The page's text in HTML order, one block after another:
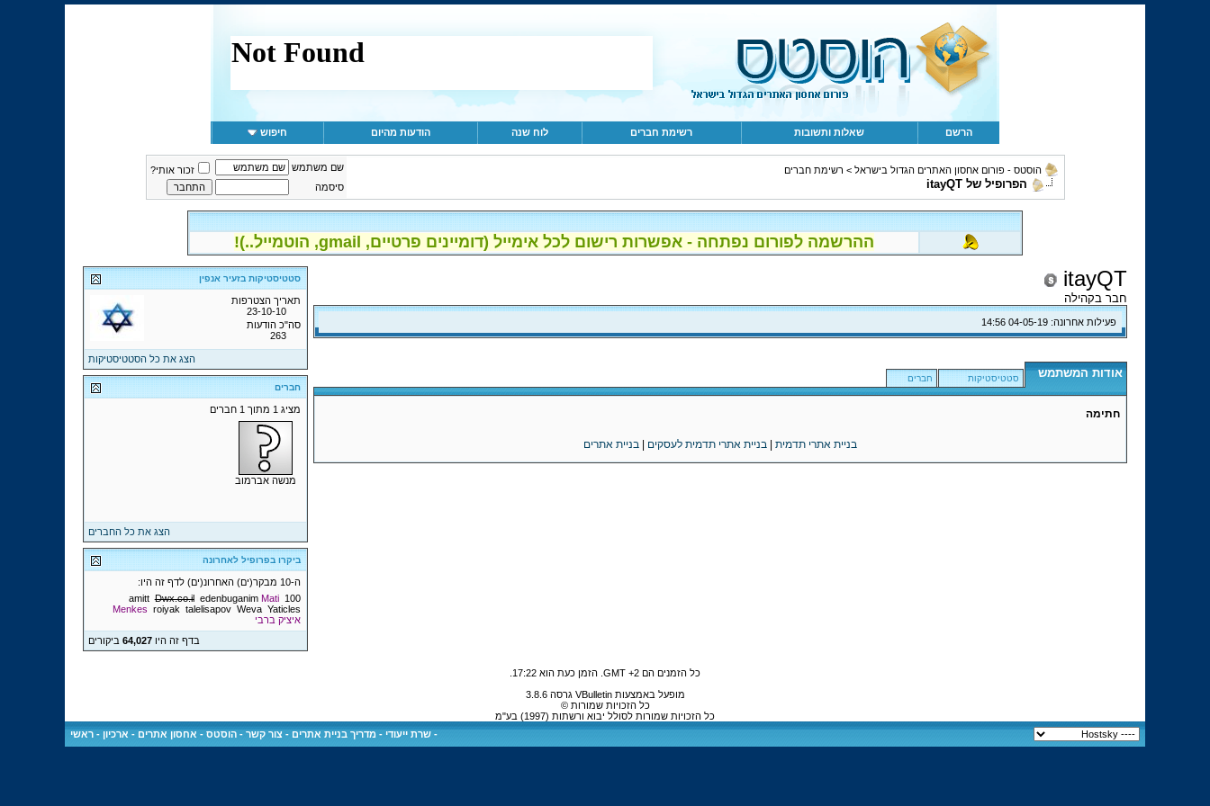
הרשם שאלות ותשובות רשימת חברים לוח שנה הודעות מהיום חיפוש
הוסטס - פורום אחסון האתרים הגדול בישראל > רשימת חברים
הפרופיל של itayQT
שם משתמש
זכור אותי?
סיסמה
ההרשמה לפורום נפתחה - אפשרות רישום לכל אימייל (דומיינים פרטיים, gmail, הוטמייל..)!
itayQT
חבר בקהילה
פעילות אחרונה: 14:56
אודות המשתמש סטטיסטיקות חברים
חתימה
בניית אתרי תדמית בניית אתרי תדמית לעסקים בניית אתרים
סטטיסטיקות בזעיר אנפין
תאריך הצטרפות
23-10-10
סה"כ הודעות
263
הצג את כל הסטטיסטיקות
חברים
מציג 1 מתוך 1 חברים
מנשה אברמוב
הצג את כל החברים
ביקרו בפרופיל לאחרונה
ה-10 מבקר(ים) האחרונ(ים) לדף זה היו:
100
amitt Dwx.co.il edenbuganim Mati
Menkes roiyak talelisapov Weva Yaticles
איציק ברבי
בדף זה היו64,027 ביקורים
כל הזמנים הם GMT +2. הזמן כעת הוא 17:22
מופעל באמצעות VBulletin גרסה 3.8.6
כל הזכויות שמורות ©
כל הזכויות שמורות לסולל יבוא ורשתות (1997) בע"מ
- שרת ייעודי - מדריך בניית אתרים - צור קשר - הוסטס - אחסון אתרים - ארכיון - ראשי